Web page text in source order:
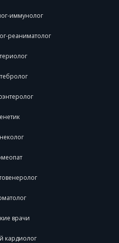
иммунолог
реаниматолог
врачи
кардиолог